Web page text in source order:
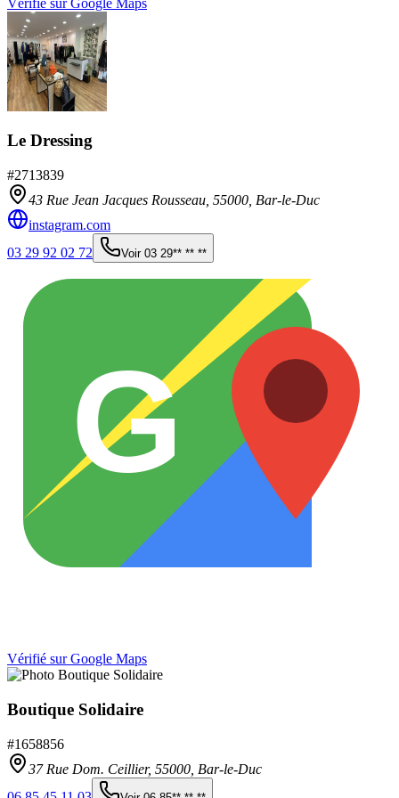
Le Dressing
#2713839
43 Rue Jean Jacques Rousseau, 55000 Bar-le-Duc
instagram.com
03 29 92 02 72
Voir 03 29** ** **
G
Vérifié sur Google Maps
Boutique Solidaire
#1658856
37 Rue Dom. Ceillier, 55000 Bar-le-Duc